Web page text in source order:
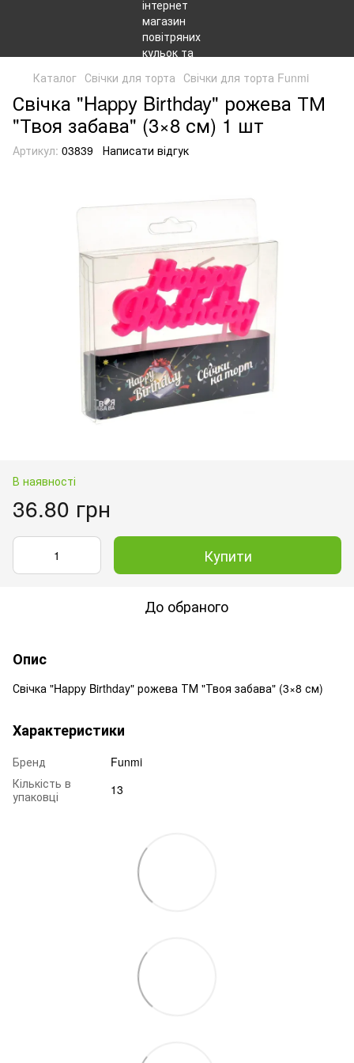
Каталог Свічки для торта Свічки для торта Funmi
Свічка "Happy Birthday" рожева ТМ
"Твоя забава" (3×8 см) 1 шт
Артикул: 03839 Написати відгук
В наявності
36.80 грн
Купити
До обраного
Опис
Свічка "Happy Birthday" рожева ТМ "Твоя забава" (3×8 см)
Характеристики
Бренд
Funmi
Кількість в
упаковці
13